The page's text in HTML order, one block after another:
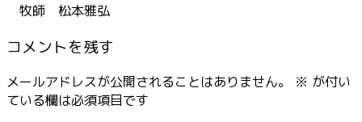
牧師 松本雅弘
コメントを残す
メールアドレスが公開されることはありません。 ※ が付い
ている欄は必須項目です